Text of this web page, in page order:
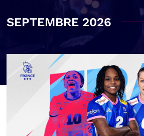
SEPTEMBRE 2026